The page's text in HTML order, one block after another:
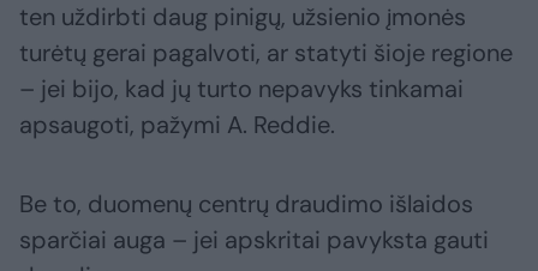
ten uždirbti daug pinigų, užsienio įmonės
turėtų gerai pagalvoti, ar statyti šioje regione
– jei bijo, kad jų turto nepavyks tinkamai
apsaugoti, pažymi A. Reddie.
Be to, duomenų centrų draudimo išlaidos
sparčiai auga – jei apskritai pavyksta gauti